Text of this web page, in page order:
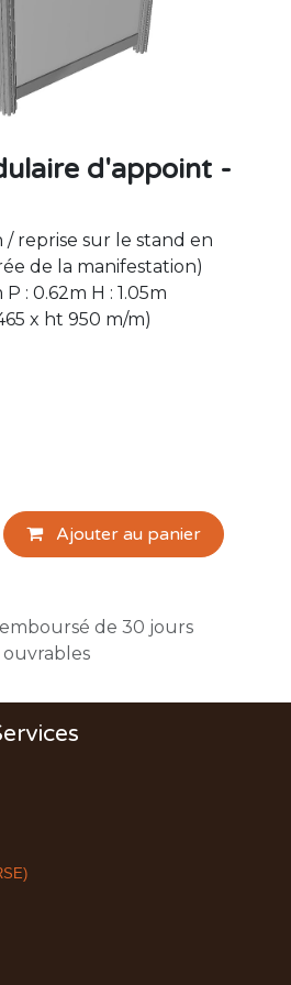
d'appoint -
/ reprise sur le stand en
de la manifestation)
: 0.62m H : 1.05m
x ht 950 m/m)
Ajouter au panier
de 30 jours
ouvrables